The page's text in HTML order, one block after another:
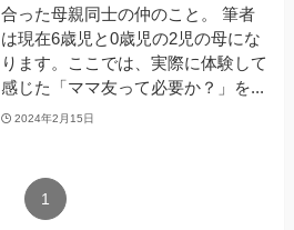
合った母親同士の仲のこと。 筆者
は現在6歳児と0歳児の2児の母にな
ります。ここでは、実際に体験して
感じた「ママ友って必要か？」を...
2024年2月15日
1